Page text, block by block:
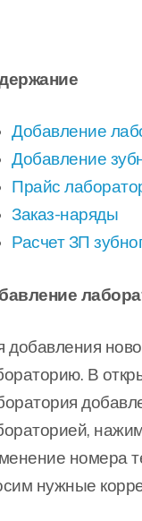
Добавление
Добавление
Прайс
Заказ-наряды
Расчет ЗП
добавления
В
номера
нужные